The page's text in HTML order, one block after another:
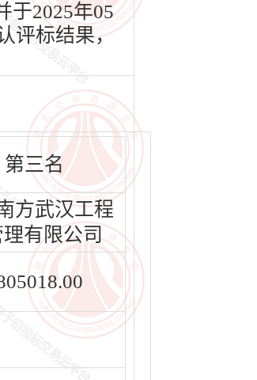
于2025年05
评标结果，
第三名
方武汉工程
有限公司